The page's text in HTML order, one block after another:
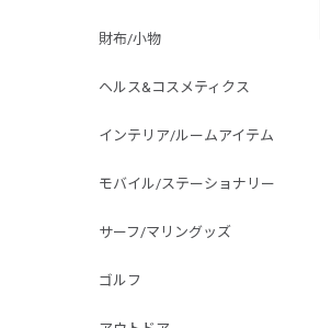
財布/小物
ヘルス&コスメティクス
インテリア/ルームアイテム
モバイル/ステーショナリー
サーフ/マリングッズ
ゴルフ